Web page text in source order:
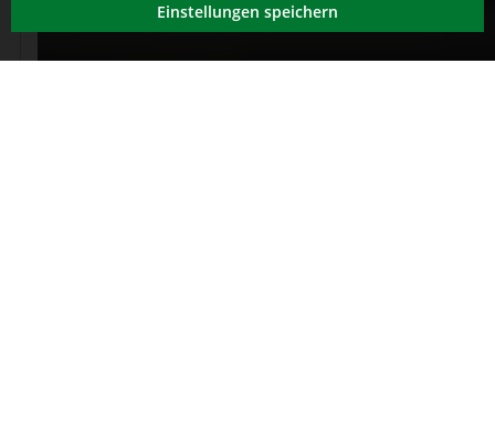
Einstellungen speichern